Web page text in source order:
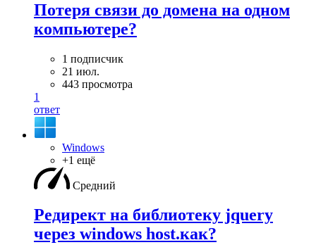
Потеря связи до домена на одном
компьютере?
1 подписчик
21 июл.
443 просмотра
1
ответ
Windows
+1 ещё
Средний
Редирект на библиотеку jquery
через windows host.как?